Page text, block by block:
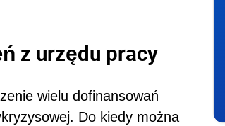
z urzędu pracy
wielu dofinansowań
Do kiedy można